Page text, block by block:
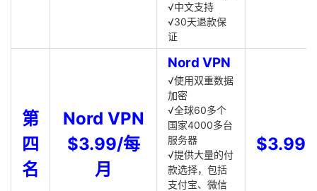
√中文支持
√30天退款保
证
第
四
名
Nord VPN
$3.99/每
月
Nord VPN
√使用双重数据
加密
√全球60多个
国家4000多台
服务器
√提供大量的付
款选择，包括
支付宝、微信
$3.99